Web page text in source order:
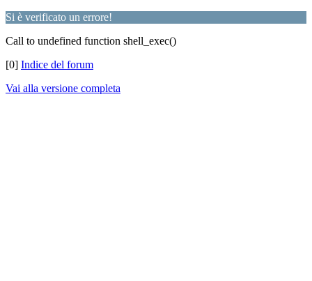
Si è verificato un errore!
Call to undefined function shell_exec()
[0] Indice del forum
Vai alla versione completa